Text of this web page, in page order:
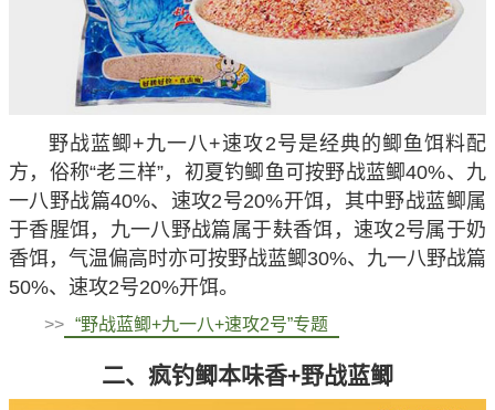
野战蓝鲫+九一八+速攻2号是经典的鲫鱼饵料配
方，俗称“老三样”，初夏钓鲫鱼可按野战蓝鲫40%、九
一八野战篇40%、速攻2号20%开饵，其中野战蓝鲫属
于香腥饵，九一八野战篇属于麸香饵，速攻2号属于奶
香饵，气温偏高时亦可按野战蓝鲫30%、九一八野战篇
50%、速攻2号20%开饵。
>> “野战蓝鲫+九一八+速攻2号”专题
二、疯钓鲫本味香+野战蓝鲫